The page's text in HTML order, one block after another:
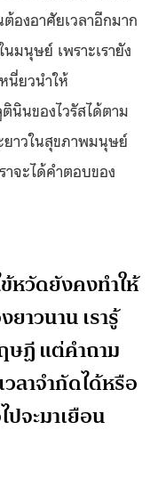
องอาศัยเวลาอีกมาก
มนุษย์ เพราะเรายัง
นี่ยวนำให้
นินของไวรัสได้ตาม
าวในสุขภาพมนุษย์
าจะได้คำตอบของ
หวัดยังคงทำให้
าวนาน เรารู้
ษฏี แต่คำถาม
วลาจำกัดได้หรือ
จะมาเยือน